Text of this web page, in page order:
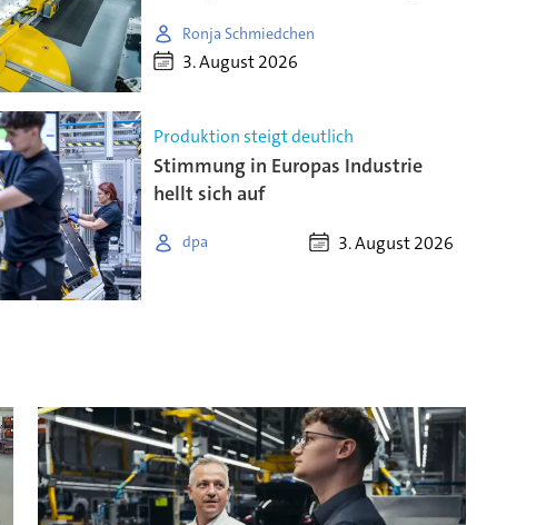
Ronja Schmiedchen
3. August 2026
Produktion steigt deutlich
Stimmung in Europas Industrie
hellt sich auf
dpa 3. August 2026